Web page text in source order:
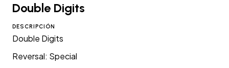
Double Digits
DESCRIPCIÓN
Double Digits
Reversal: Special